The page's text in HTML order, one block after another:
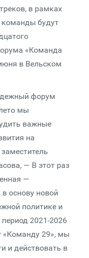
в рамках
будут
«Команда
в Вельском
форум
мы
важные
на
— В этот раз
—
основу новой
политике и
2021-2026
«Команду 29», мы
и действовать в